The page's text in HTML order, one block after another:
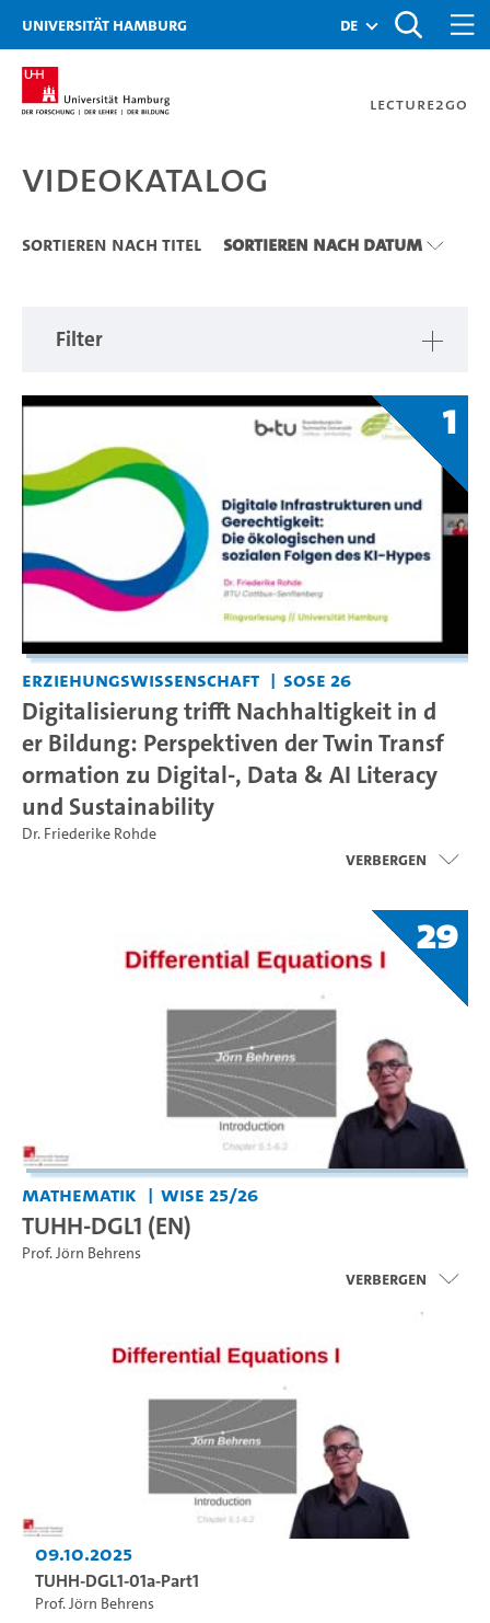
Zu den Filtern
Zur Metanavigation
Zur Hauptnavigation
Zur Suche
Zum Inhalt
Zum Seitenfuss
Universität Hamburg de
Lecture2Go
Videokatalog
Videokatalog
Sortieren nach Titel Sortieren nach Datum
Filter
1
Erziehungswissenschaft SoSe 26
Digitalisierung trifft Nachhaltigkeit in d
er Bildung: Perspektiven der Twin Transf
ormation zu Digital-, Data & AI Literacy
und Sustainability
Dr. Friederike Rohde
Verbergen
29
Mathematik WiSe 25/26
TUHH-DGL1 (EN)
Prof. Jörn Behrens
Verbergen
09.10.2025
TUHH-DGL1-01a-Part1
Prof. Jörn Behrens